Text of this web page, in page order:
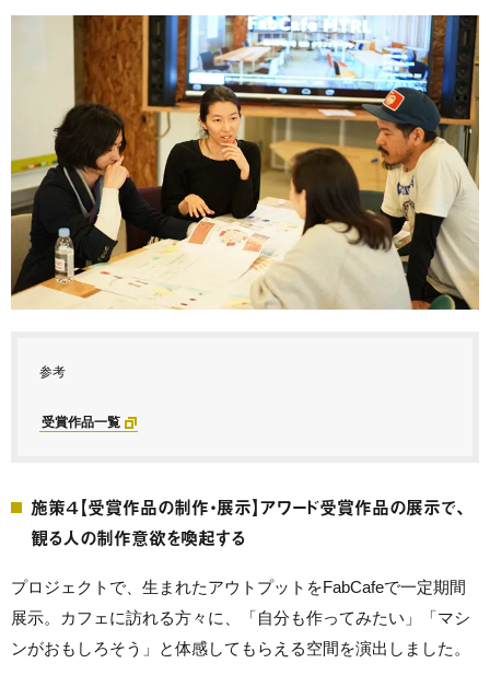
参考
受賞作品一覧
施策４【受賞作品の制作・展示】アワード受賞作品の展示で、
観る人の制作意欲を喚起する
プロジェクトで、生まれたアウトプットをFabCafeで一定期間
展示。カフェに訪れる方々に、「自分も作ってみたい」「マシ
ンがおもしろそう」と体感してもらえる空間を演出しました。